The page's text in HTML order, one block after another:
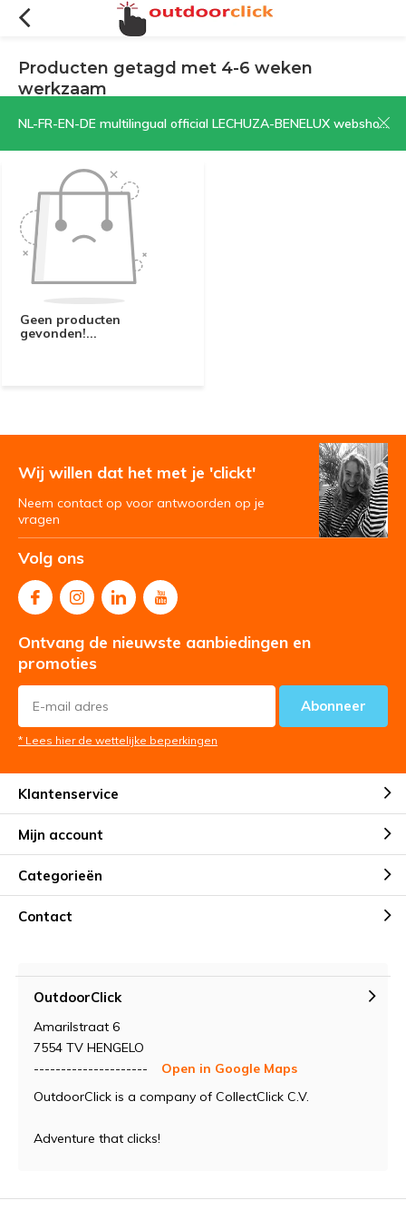
NL-FR-EN-DE multilingual official LECHUZA-BENELUX webshop | CLICK HERE NOW!
Producten getagd met 4-6 weken
werkzaam
Filters Sorteren op:
Geen producten
gevonden!...
Wij willen dat het met je 'clickt'
Neem contact op voor antwoorden op je
vragen
Volg ons
Ontvang de nieuwste aanbiedingen en
promoties
Abonneer
* Lees hier de wettelijke beperkingen
Klantenservice
Mijn account
Categorieën
Contact
OutdoorClick
Amarilstraat 6
7554 TV HENGELO
---------------------
Open in Google Maps
OutdoorClick is a company of CollectClick C.V.
Adventure that clicks!